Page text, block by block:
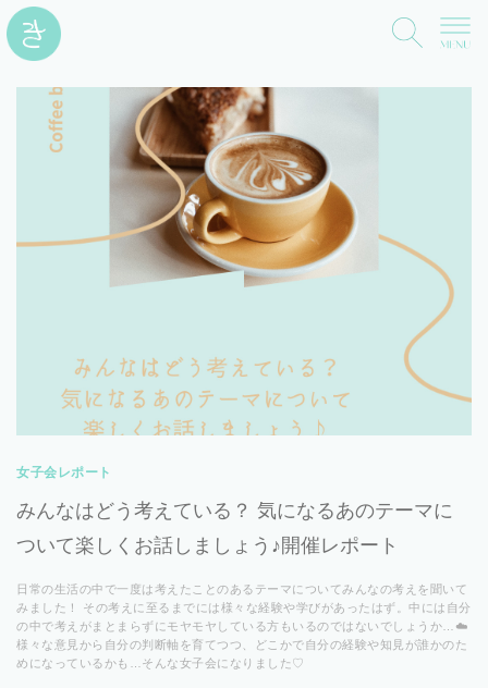
女子会レポート
みんなはどう考えている？ 気になるあのテーマに
ついて楽しくお話しましょう♪開催レポート
日常の生活の中で一度は考えたことのあるテーマについてみんなの考えを聞いて
みました！ その考えに至るまでには様々な経験や学びがあったはず。中には自分
の中で考えがまとまらずにモヤモヤしている方もいるのではないでしょうか…☁️
様々な意見から自分の判断軸を育てつつ、どこかで自分の経験や知見が誰かのた
めになっているかも…そんな女子会になりました♡